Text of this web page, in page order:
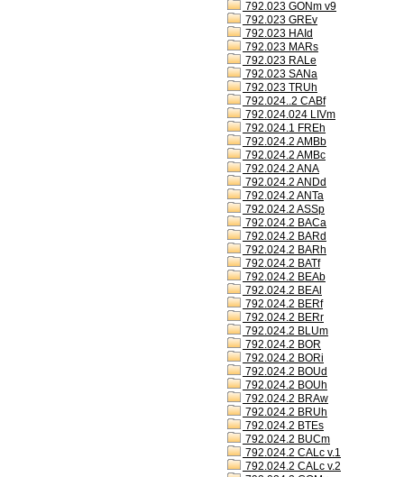
792.023 GONm v9
792.023 GREv
792.023 HAId
792.023 MARs
792.023 RALe
792.023 SANa
792.023 TRUh
792.024..2 CABf
792.024.024 LIVm
792.024.1 FREh
792.024.2 AMBb
792.024.2 AMBc
792.024.2 ANA
792.024.2 ANDd
792.024.2 ANTa
792.024.2 ASSp
792.024.2 BACa
792.024.2 BARd
792.024.2 BARh
792.024.2 BATf
792.024.2 BEAb
792.024.2 BEAl
792.024.2 BERf
792.024.2 BERr
792.024.2 BLUm
792.024.2 BOR
792.024.2 BORi
792.024.2 BOUd
792.024.2 BOUh
792.024.2 BRAw
792.024.2 BRUh
792.024.2 BTEs
792.024.2 BUCm
792.024.2 CALc v.1
792.024.2 CALc v.2